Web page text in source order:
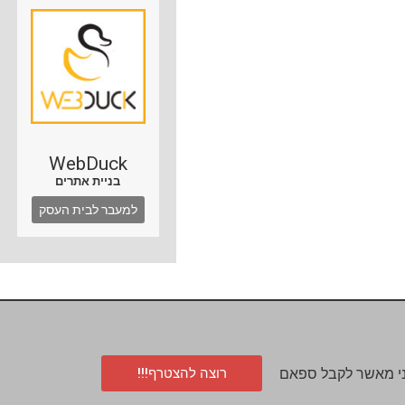
WebDuck
בניית אתרים
למעבר לבית העסק
מאשר לקבל ספאם רוצה להצטרף!!!